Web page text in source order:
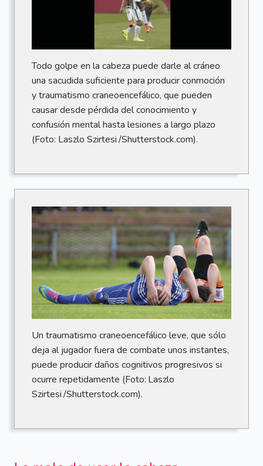
Todo golpe en la cabeza puede darle al cráneo
una sacudida suficiente para producir conmoción
y traumatismo craneoencefálico, que pueden
causar desde pérdida del conocimiento y
confusión mental hasta lesiones a largo plazo
(Foto: Laszlo Szirtesi /Shutterstock.com).
Un traumatismo craneoencefálico leve, que sólo
deja al jugador fuera de combate unos instantes,
puede producir daños cognitivos progresivos si
ocurre repetidamente (Foto: Laszlo
Szirtesi /Shutterstock.com).